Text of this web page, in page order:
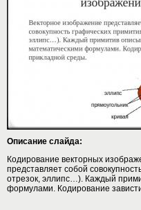
Описание слайда:
Кодирование векторных
представляет собой
отрезок, эллипс…). Каждый
формулами. Кодирование